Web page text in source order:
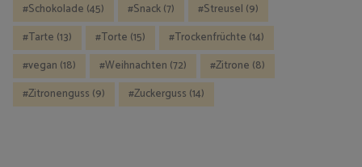
Schokolade (45) Snack(7) Streusel (9)
Tarte (13) Torte (15) Trockenfrüchte (14)
vegan (18) Weihnachten (72) Zitrone (8)
Zitronenguss (9) Zuckerguss (14)